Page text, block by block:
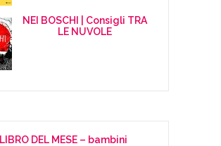
NEI BOSCHI | Consigli TRA
LE NUVOLE
LIBRO DEL MESE – bambini